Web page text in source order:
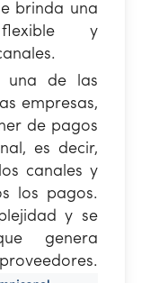
brinda una
y
una de las
empresas,
de pagos
es decir,
canales y
los pagos.
y se
genera